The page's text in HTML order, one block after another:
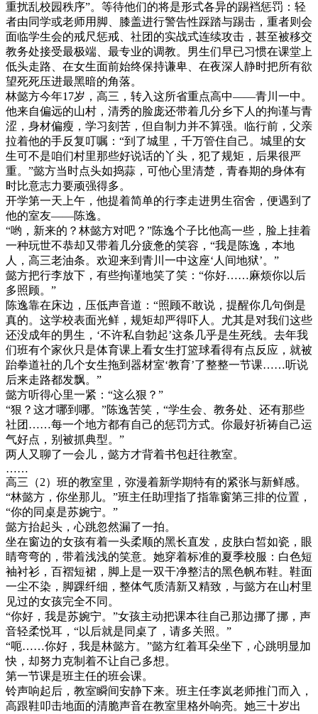
重扰乱校园秩序”。等待他们的将是形式各异的踢裆惩罚：轻
者由同学或老师用脚、膝盖进行警告性踩踏与踢击，重者则会
面临学生会的戒尺惩戒、社团的实战式连续攻击，甚至被移交
教务处接受最极端、最专业的调教。男生们早已习惯在课堂上
低头走路、在女生面前始终保持谦卑、在夜深人静时把所有欲
望死死压进最黑暗的角落。
林懿方今年17岁，高三，转入这所省重点高中——青川一中。
他来自偏远的山村，清秀的脸庞还带着几分乡下人的拘谨与青
涩，身材偏瘦，学习刻苦，但自制力并不算强。临行前，父亲
拉着他的手反复叮嘱：“到了城里，千万管住自己。城里的女
生可不是咱们村里那些好说话的丫头，犯了规矩，后果很严
重。”懿方当时点头如捣蒜，可他心里清楚，青春期的身体有
时比意志力要顽强得多。
开学第一天上午，他提着简单的行李走进男生宿舍，便遇到了
他的室友——陈逸。
“哟，新来的？林懿方对吧？”陈逸个子比他高一些，脸上挂着
一种玩世不恭却又带着几分疲惫的笑容，“我是陈逸，本地
人，高三老油条。欢迎来到青川一中这座‘人间地狱’。”
懿方把行李放下，有些拘谨地笑了笑：“你好……麻烦你以后
多照顾。”
陈逸靠在床边，压低声音道：“照顾不敢说，提醒你几句倒是
真的。这学校表面光鲜，规矩却严得吓人。尤其是对我们这些
还没成年的男生，‘不许私自勃起’这条几乎是生死线。去年我
们班有个家伙只是体育课上看女生打篮球看得有点反应，就被
跆拳道社的几个女生拖到器材室‘教育’了整整一节课……听说
后来走路都发飘。”
懿方听得心里一紧：“这么狠？”
“狠？这才哪到哪。”陈逸苦笑，“学生会、教务处、还有那些
社团……每一个地方都有自己的惩罚方式。你最好祈祷自己运
气好点，别被抓典型。”
两人又聊了一会儿，懿方才背着书包赶往教室。
……
高三（2）班的教室里，弥漫着新学期特有的紧张与新鲜感。
“林懿方，你坐那儿。”班主任助理指了指靠窗第三排的位置，
“你的同桌是苏婉宁。”
懿方抬起头，心跳忽然漏了一拍。
坐在窗边的女孩有着一头柔顺的黑长直发，皮肤白皙如瓷，眼
睛弯弯的，带着浅浅的笑意。她穿着标准的夏季校服：白色短
袖衬衫，百褶短裙，脚上是一双干净整洁的黑色帆布鞋。鞋面
一尘不染，脚踝纤细，整体气质清新又精致，与懿方在山村里
见过的女孩完全不同。
“你好，我是苏婉宁。”女孩主动把课本往自己那边挪了挪，声
音轻柔悦耳，“以后就是同桌了，请多关照。”
“呃……你好，我是林懿方。”懿方红着耳朵坐下，心跳明显加
快，却努力克制着不让自己多想。
第一节课是班主任的班会课。
铃声响起后，教室瞬间安静下来。班主任李岚老师推门而入，
高跟鞋叩击地面的清脆声音在教室里格外响亮。她三十岁出